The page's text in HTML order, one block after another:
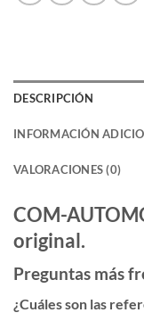
DESCRIPCIÓN
INFORMACIÓN
VALORACIONES (0)
COM-
original.
Preguntas más
¿Cuáles son las